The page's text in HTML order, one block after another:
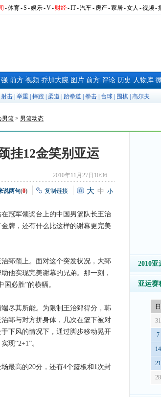
-体育-S -娱乐-V- 财经-IT-汽车- 房产-家居-女人 -视频-
前方 视频 乔加大腕 图片 前方 评论 历史 人物库
射击 举重 摔跤 柔道 跆拳道 拳击 台球 围棋 高尔夫
男篮 > 男篮动态
挂12金笑别亚运
2010年11月27日10:36
说两句(0) 复制链接 大 中 小
冠军领奖台上的中国男篮队长王治
牌，还有什么比这样的谢幕更完美
郅颈上。面对这个突发状况，大郅
他实现完美谢幕的兄弟。那一刻，
必胜”的横幅。
尽其所能。为限制王治郅得分，韩
郅与对方拼身体，几次在篮下被对
下风的情况下，通过脚步移动晃开
现“2+1”。
最高的20分，还有4个篮板和1次封
2010亚
亚运赛
日
31
7
14
21
28